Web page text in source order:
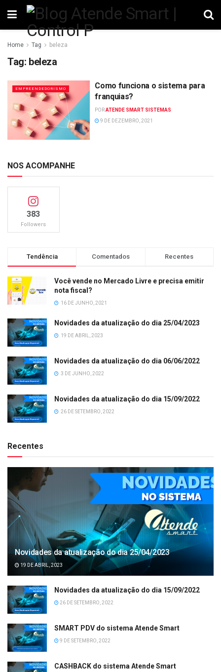
Home Tag beleza
Tag: beleza
EMPREENDEDORISMO
Como funciona o sistema para
franquias?
PORATENDE SMART SISTEMAS
9 DE DEZEMBRO, 2021
NOS ACOMPANHE
383
Followers
Tendência Comentados Recentes
Você vende no Mercado Livre e precisa emitir
nota fiscal?
16 DE JUNHO, 2021
Novidades da atualização do dia 25/04/2023
19 DE ABRIL, 2023
Novidades da atualização do dia 06/06/2022
3 DE JUNHO, 2022
Novidades da atualização do dia 15/09/2022
26 DE SETEMBRO, 2022
Recentes
Novidades da atualização do dia 25/04/2023
19 DE ABRIL, 2023
Novidades da atualização do dia 15/09/2022
26 DE SETEMBRO, 2022
SMART PDV do sistema Atende Smart
9 DE SETEMBRO, 2022
CASHBACK do sistema Atende Smart